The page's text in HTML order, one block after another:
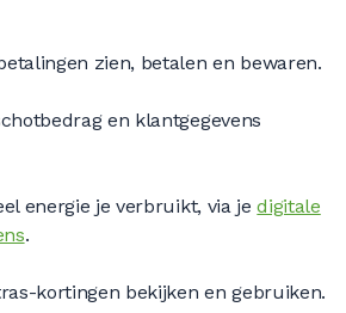
zien, betalen en bewaren.
en klantgegevens
energie je verbruikt, via jedigitale
.
kortingen bekijken en gebruiken.